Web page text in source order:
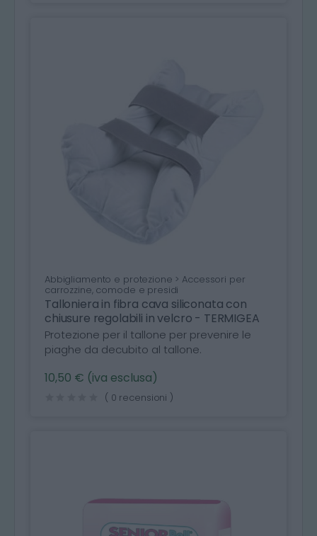
Abbigliamento e protezione > Accessori per
carrozzine, comode e presidi
Talloniera in fibra cava siliconata con
chiusure regolabili in velcro - TERMIGEA
Protezione per il tallone per prevenire le
piaghe da decubito al tallone.
10,50 € (iva esclusa)
( 0 recensioni )